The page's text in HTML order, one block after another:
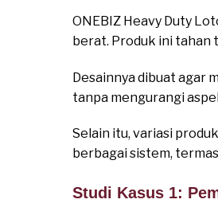
ONEBIZ Heavy Duty
berat. Produk ini tahan
Desainnya dibuat agar
tanpa mengurangi
Selain itu, variasi
berbagai sistem,
Studi Kasus 1: